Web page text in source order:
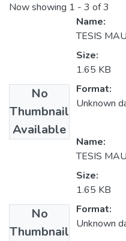
Now showing 1 - 3 of 3
No
Thumbnail
Available
Name:
TESIS
Size:
1.65 KB
Format:
Unknown
No
Thumbnail
Name:
TESIS
Size:
1.65 KB
Format:
Unknown